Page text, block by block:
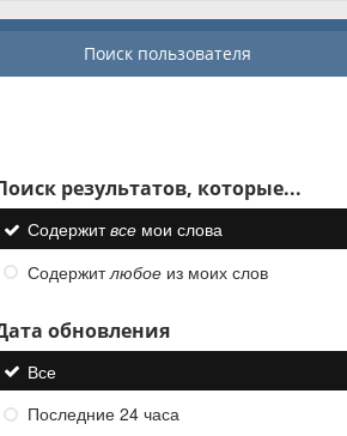
Поиск пользователя
результатов, которые...
Содержитвсемои слова
Содержитлюбоеиз моих слов
обновления
Все
Последние 24 часа